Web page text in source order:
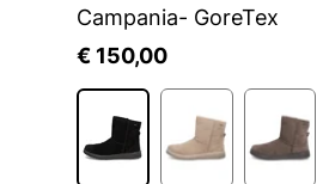
Campania- GoreTex
€ 150,00